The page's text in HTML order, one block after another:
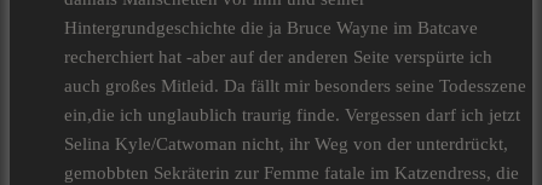
Hintergrundgeschichte die ja Bruce Wayne im Batcave
recherchiert hat -aber auf der anderen Seite verspürte ich
auch großes Mitleid. Da fällt mir besonders seine Todesszene
ein,die ich unglaublich traurig finde. Vergessen darf ich jetzt
Selina Kyle/Catwoman nicht, ihr Weg von der unterdrückt,
gemobbten Sekräterin zur Femme fatale im Katzendress, die